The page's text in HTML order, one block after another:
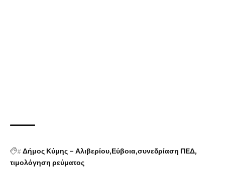
#Δήμος Κύμης – Αλιβερίου Εύβοια συνεδρίαση ΠΕΔ
τιμολόγηση ρεύματος